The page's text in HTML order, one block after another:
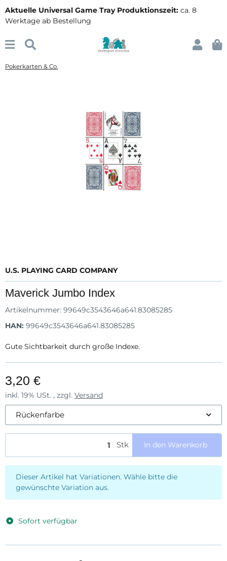
Aktuelle Universal Game Tray Produktionszeit: ca. 8
Werktage ab Bestellung
Pokerkarten & Co.
U.S. PLAYING CARD COMPANY
Maverick Jumbo Index
Artikelnummer: 99649c3543646a641.83085285
HAN: 99649c3543646a641.83085285
Gute Sichtbarkeit durch große Indexe.
3,20 €
inkl. 19% USt. , zzgl. Versand
Rückenfarbe
Stk In den Warenkorb
x
Dieser Artikel hat Variationen. Wähle bitte die
gewünschte Variation aus.
Sofort verfügbar